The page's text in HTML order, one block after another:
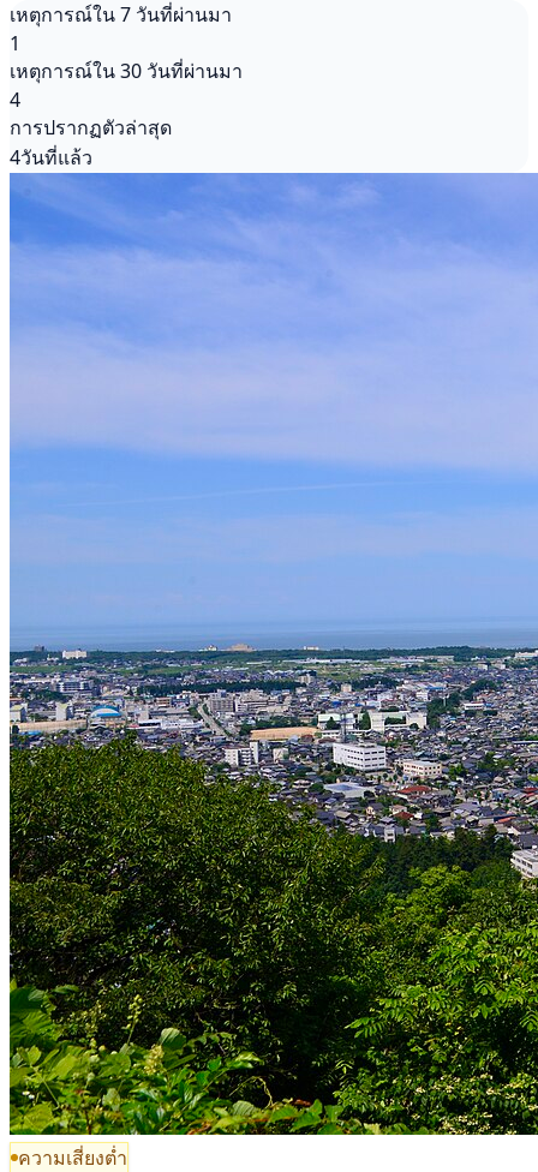
เหตุการณ์ใน 7 วันที่ผ่านมา
1
เหตุการณ์ใน 30 วันที่ผ่านมา
4
การปรากฏตัวล่าสุด
4วันที่แล้ว
ความเสี่ยงต่ำ